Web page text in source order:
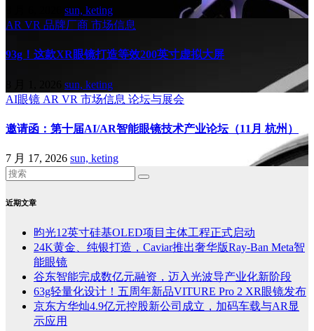
sun, keting
AR VR 品牌厂商 市场信息
93g！这款XR眼镜打造等效200英寸虚拟大屏
sun, keting
AI眼镜 AR VR 市场信息 论坛与展会
邀请函：第十届AI/AR智能眼镜技术产业论坛（11月 杭州）
7 月 17, 2026 sun, keting
近期文章
昀光12英寸硅基OLED项目主体工程正式启动
24K黄金、纯银打造，Caviar推出奢华版Ray-Ban Meta智
能眼镜
谷东智能完成数亿元融资，迈入光波导产业化新阶段
63g轻量化设计！五周年新品VITURE Pro 2 XR眼镜发布
京东方华灿4.9亿元控股新公司成立，加码车载与AR显
示应用